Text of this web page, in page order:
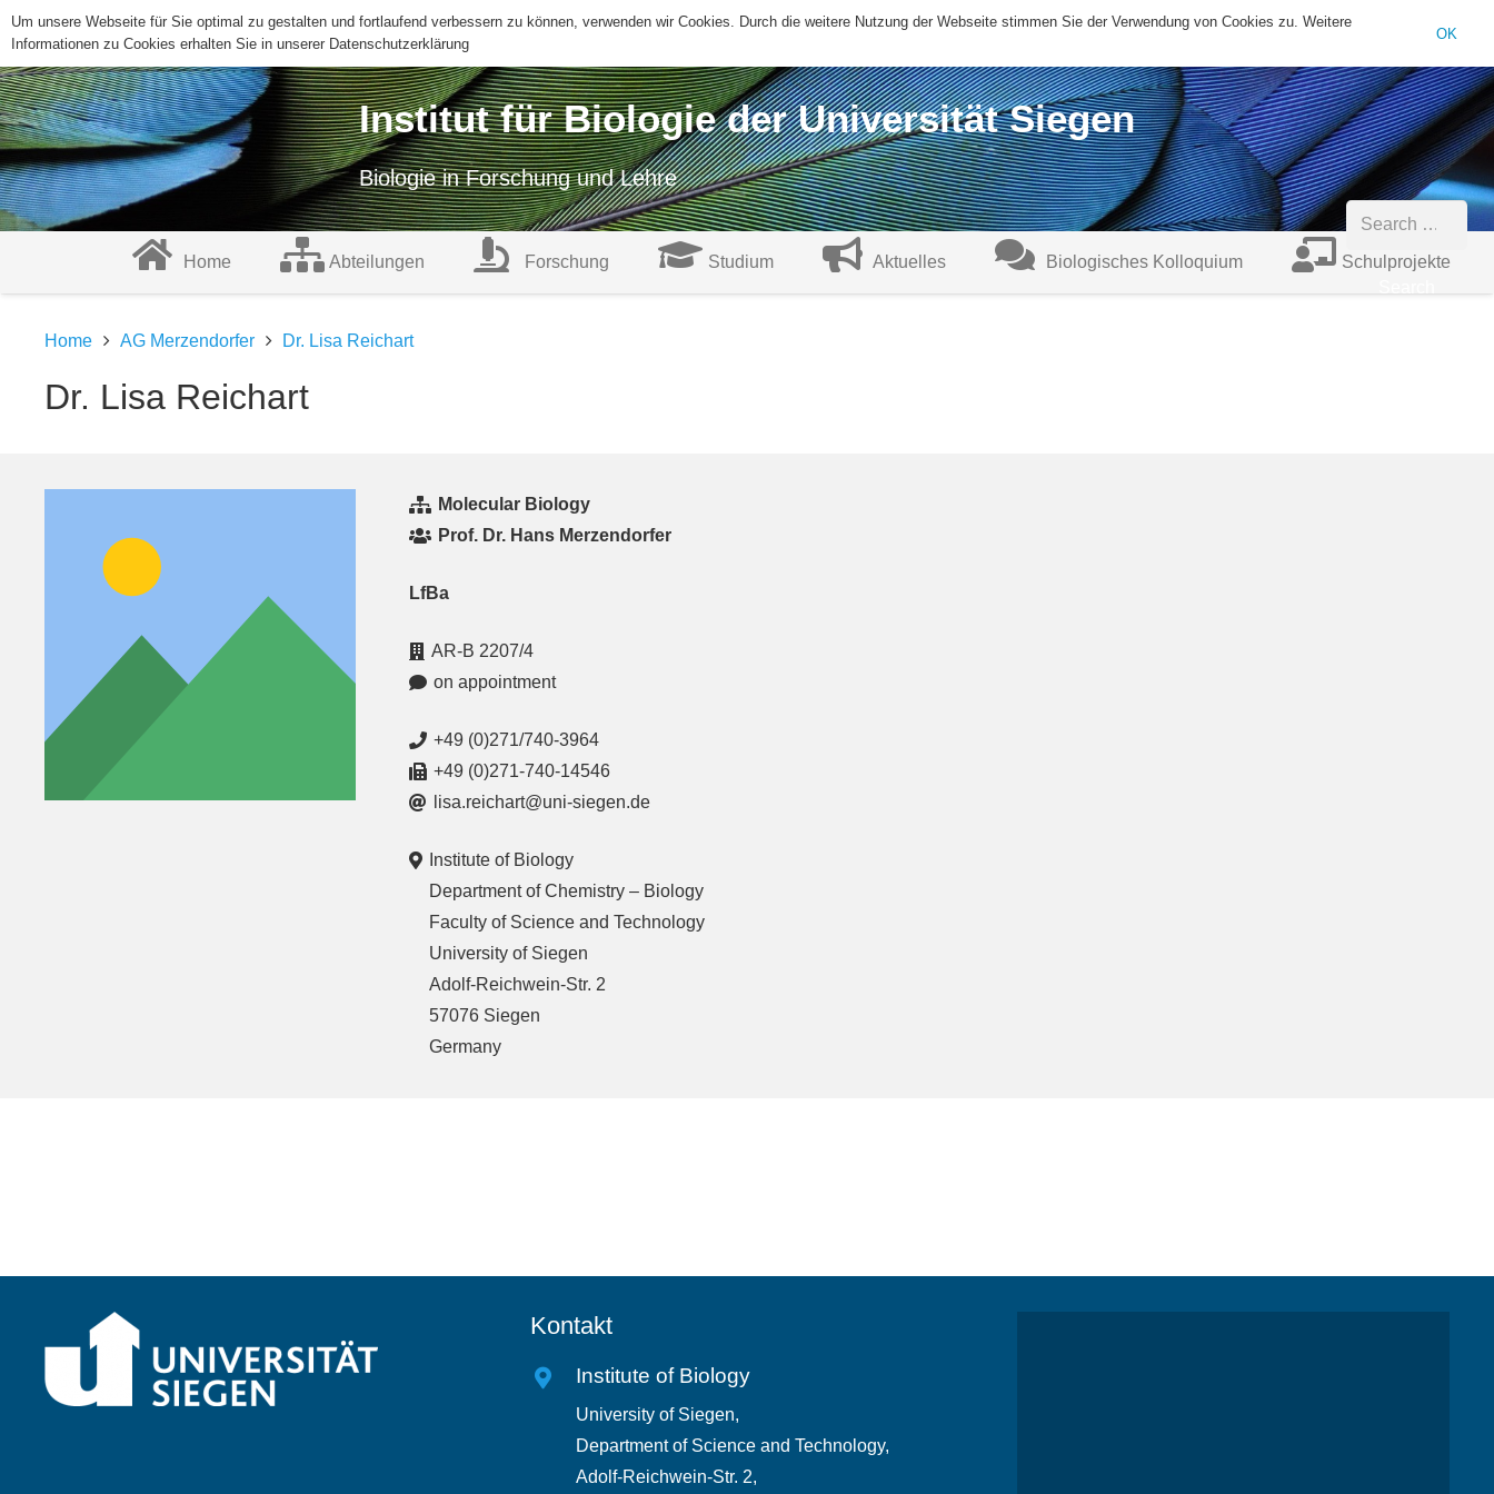
sekretariat@biologie.uni-siegen.de +49 (0)271/740-4546
Institut für Biologie der Universität Siegen
Biologie in Forschung und Lehre
Home Abteilungen Forschung Studium Aktuelles Biologisches Kolloquium Schulprojekte
Search
Home AG Merzendorfer Dr. Lisa Reichart
Dr. Lisa Reichart
Molecular Biology
Prof. Dr. Hans Merzendorfer
LfBa
AR-B 2207/4
on appointment
+49 (0)271/740-3964
+49 (0)271-740-14546
lisa.reichart@uni-siegen.de
Institute of Biology
Department of Chemistry – Biology
Faculty of Science and Technology
University of Siegen
Adolf-Reichwein-Str. 2
57076 Siegen
Germany
Kontakt
Institute of Biology
University of Siegen,
Department of Science and Technology,
Adolf-Reichwein-Str. 2,
Um unsere Webseite für Sie optimal zu gestalten und fortlaufend verbessern zu können, verwenden wir Cookies. Durch die weitere Nutzung der Webseite stimmen Sie der Verwendung von Cookies zu. Weitere
Informationen zu Cookies erhalten Sie in unserer Datenschutzerklärung
OK